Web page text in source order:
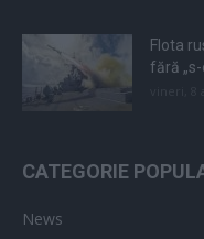
Flota
fără „s-
CATEGORIE
News